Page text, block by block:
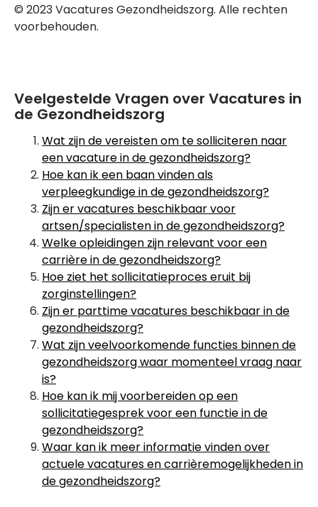
© 2023 Vacatures Gezondheidszorg. Alle rechten
voorbehouden.
Veelgestelde Vragen over Vacatures in
de Gezondheidszorg
Wat zijn de vereisten om te solliciteren naar
een vacature in de gezondheidszorg?
Hoe kan ik een baan vinden als
verpleegkundige in de gezondheidszorg?
Zijn er vacatures beschikbaar voor
artsen/specialisten in de gezondheidszorg?
Welke opleidingen zijn relevant voor een
carrière in de gezondheidszorg?
Hoe ziet het sollicitatieproces eruit bij
zorginstellingen?
Zijn er parttime vacatures beschikbaar in de
gezondheidszorg?
Wat zijn veelvoorkomende functies binnen de
gezondheidszorg waar momenteel vraag naar
is?
Hoe kan ik mij voorbereiden op een
sollicitatiegesprek voor een functie in de
gezondheidszorg?
Waar kan ik meer informatie vinden over
actuele vacatures en carrièremogelijkheden in
de gezondheidszorg?